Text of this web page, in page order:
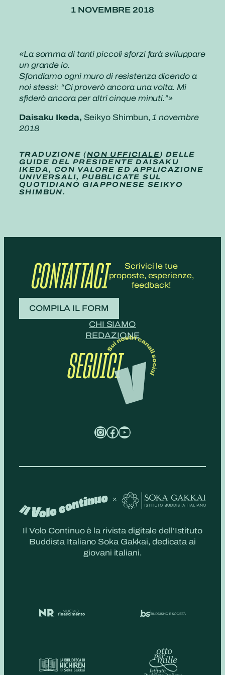
1 NOVEMBRE 2018
«La somma di tanti piccoli sforzi farà sviluppare
un grande io.
Sfondiamo ogni muro di resistenza dicendo a
noi stessi: “Ci proverò ancora una volta. Mi
sfiderò ancora per altri cinque minuti.”»
Daisaku Ikeda, Seikyo Shimbun, 1 novembre
2018
TRADUZIONE (NON UFFICIALE) DELLE
GUIDE DEL PRESIDENTE DAISAKU
IKEDA, CON VALORE ED APPLICAZIONE
UNIVERSALI, PUBBLICATE SUL
QUOTIDIANO GIAPPONESE SEIKYO
SHIMBUN.
CONTATTACI
Scrivici le tue
proposte, esperienze,
feedback!
COMPILA IL FORM
CHI SIAMO
REDAZIONE
SEGUICI
InstagramFacebook YouTube
Il Volo Continuo è la rivista digitale dell’Istituto
Buddista Italiano Soka Gakkai, dedicata ai
giovani italiani.